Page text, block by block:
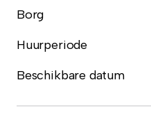
Borg
Huurperiode
Beschikbare datum